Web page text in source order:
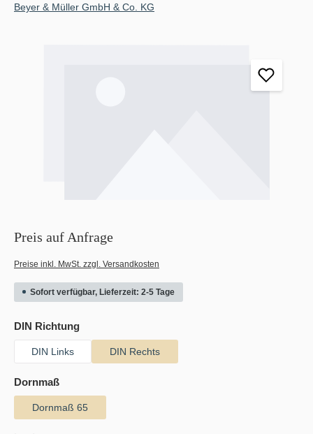
Beyer & Müller GmbH & Co. KG
Preis auf Anfrage
Preise inkl. MwSt. zzgl. Versandkosten
Sofort verfügbar, Lieferzeit: 2-5 Tage
DIN Richtungauswählen
DIN Links DIN Rechts
Dornmaßauswählen
Dornmaß 65